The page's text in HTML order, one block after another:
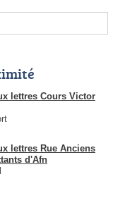
lettres Cours Victor
lettres Rue Anciens
d'Afn